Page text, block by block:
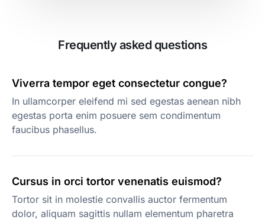
Frequently asked questions
Viverra tempor eget consectetur congue?
In ullamcorper eleifend mi sed egestas aenean nibh
egestas porta enim posuere sem condimentum
faucibus phasellus.
Cursus in orci tortor venenatis euismod?
Tortor sit in molestie convallis auctor fermentum
dolor, aliquam sagittis nullam elementum pharetra